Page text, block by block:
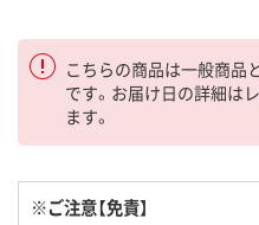
こちらの商品は一般商品
です。お届け日の詳細は
ます。
※ご注意【免責】